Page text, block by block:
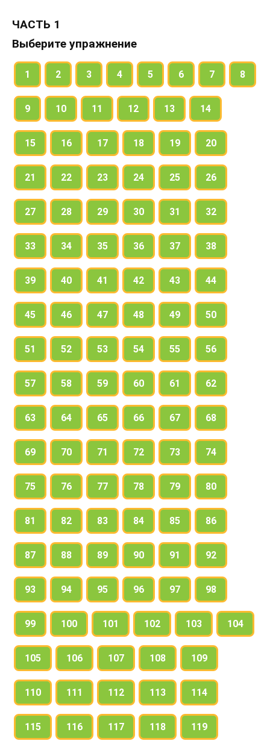
ЧАСТЬ 1
Выберите упражнение
1 2 3 4 5 6 7 8
9 10 11 12 13 14
15 16 17 18 19 20
21 22 23 24 25 26
27 28 29 30 31 32
33 34 35 36 37 38
39 40 41 42 43 44
45 46 47 48 49 50
51 52 53 54 55 56
57 58 59 60 61 62
63 64 65 66 67 68
69 70 71 72 73 74
75 76 77 78 79 80
81 82 83 84 85 86
87 88 89 90 91 92
93 94 95 96 97 98
99 100 101 102 103 104
105 106 107 108 109
110 111 112 113 114
115 116 117 118 119